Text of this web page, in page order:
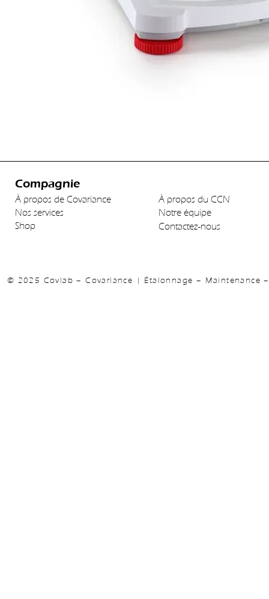
Compagnie
À propos de Covariance
Nos services
Shop
À propos du CCN
Notre équipe
Contactez-nous
© 2025 Covlab – Covariance | Étalonnage – Maintenance